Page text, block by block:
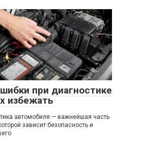
0
при диагностике
избежать
автомобиля — важнейшая часть
зависит безопасность и